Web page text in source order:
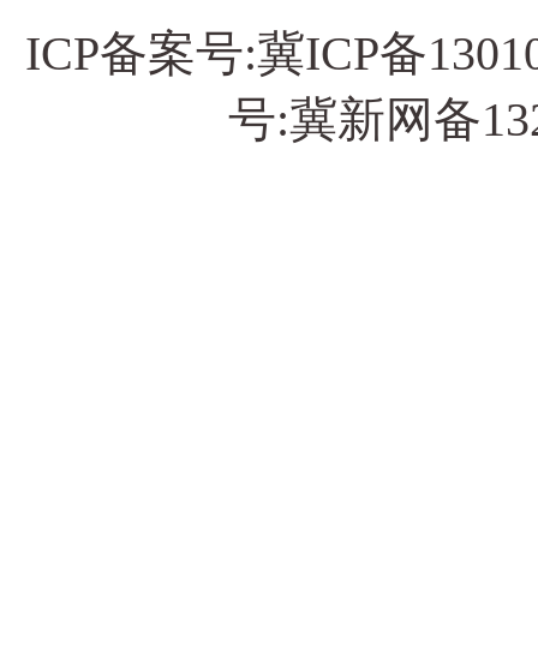
ICP备案号:冀ICP备
号:冀新网备